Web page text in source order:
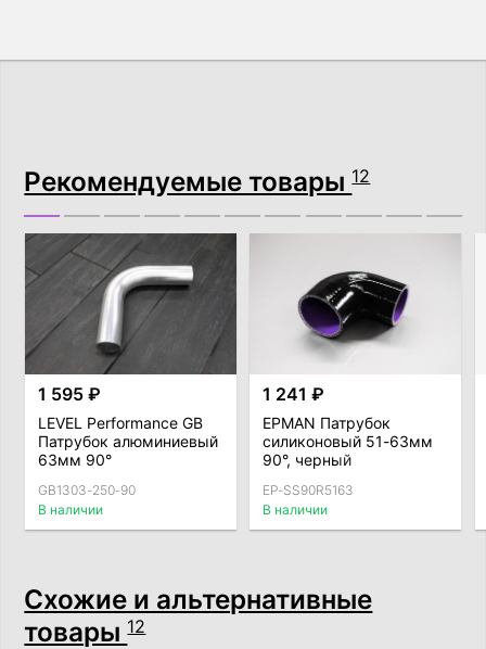
Рекомендуемые товары12
1 595 ₽
LEVEL Performance GB
Патрубок алюминиевый
63мм 90°
GB1303-250-90
В наличии
1 241 ₽
EPMAN Патрубок
силиконовый 51-63мм
90°, черный
EP-SS90R5163
В наличии
Схожие и альтернативные
товары12